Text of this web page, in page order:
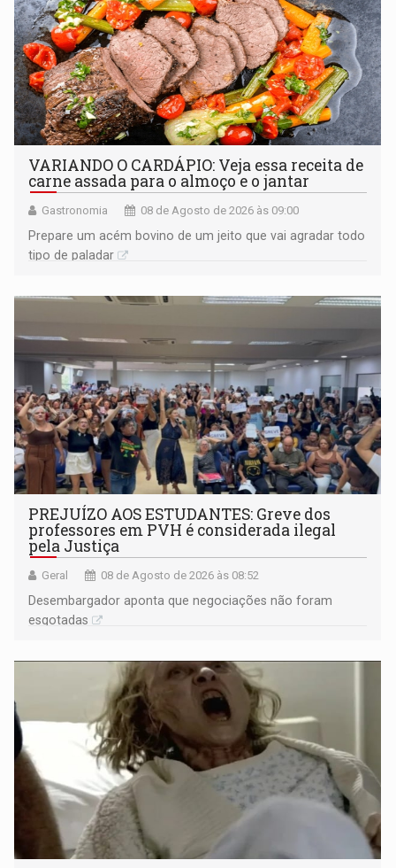
VARIANDO O CARDÁPIO: Veja essa receita de
carne assada para o almoço e o jantar
Gastronomia 08 de Agosto de 2026 às 09:00
Prepare um acém bovino de um jeito que vai agradar todo
tipo de paladar
PREJUÍZO AOS ESTUDANTES: Greve dos
professores em PVH é considerada ilegal
pela Justiça
Geral 08 de Agosto de 2026 às 08:52
Desembargador aponta que negociações não foram
esgotadas